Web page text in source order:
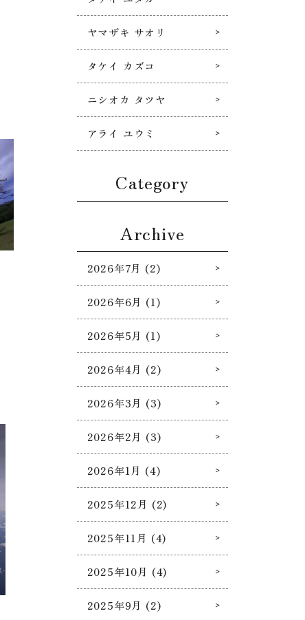
ヤマザキ サオリ
タケイ カズコ
ニシオカ タツヤ
アライ ユウミ
Category
Archive
2026年7月 (2)
2026年6月 (1)
2026年5月 (1)
2026年4月 (2)
2026年3月 (3)
2026年2月 (3)
2026年1月 (4)
2025年12月 (2)
2025年11月 (4)
2025年10月 (4)
2025年9月 (2)